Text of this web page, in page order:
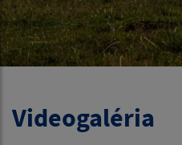
Videogaléria